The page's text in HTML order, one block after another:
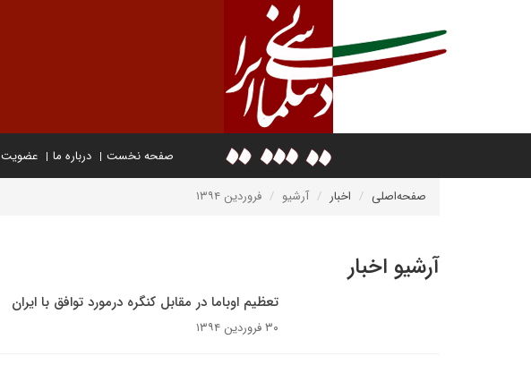
صفحه نخست درباره ما عضویت
صفحه‌اصلی اخبار آرشیو فروردین ۱۳۹۴
آرشیو اخبار
تعظیم اوباما در مقابل کنگره درمورد توافق با ایران
۳۰ فروردین ۱۳۹۴